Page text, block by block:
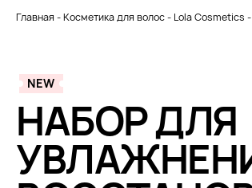
Главная -Косметика для волос- Lola Cosmetics -
NEW
НАБОР ДЛЯ